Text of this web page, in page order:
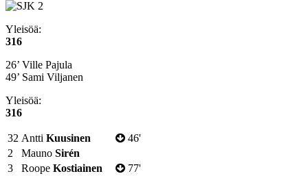
Yleisöä:
316
26’ Ville Pajula
49’ Sami Viljanen
Yleisöä:
316
32 Antti Kuusinen
46'
2
Mauno Sirén
3
Roope Kostiainen
77'